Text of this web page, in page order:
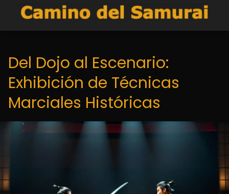
Del Dojo al Escenario:
Exhibición de Técnicas
Marciales Históricas